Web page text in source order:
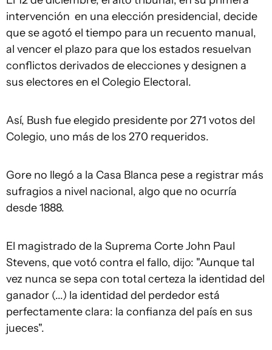
intervención en una elección presidencial, decide
que se agotó el tiempo para un recuento manual,
al vencer el plazo para que los estados resuelvan
conflictos derivados de elecciones y designen a
sus electores en el Colegio Electoral.
Así, Bush fue elegido presidente por 271 votos del
Colegio, uno más de los 270 requeridos.
Gore no llegó a la Casa Blanca pese a registrar más
sufragios a nivel nacional, algo que no ocurría
desde 1888.
El magistrado de la Suprema Corte John Paul
Stevens, que votó contra el fallo, dijo: "Aunque tal
vez nunca se sepa con total certeza la identidad del
ganador (...) la identidad del perdedor está
perfectamente clara: la confianza del país en sus
jueces".